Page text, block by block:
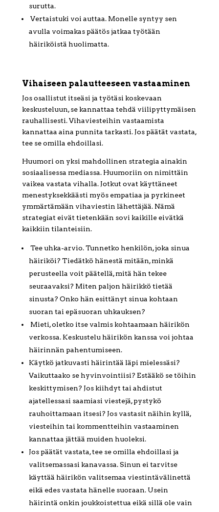
surutta.
Vertaistuki voi auttaa. Monelle syntyy sen
avulla voimakas päätös jatkaa työtään
häiriköistä huolimatta.
Vihaiseen palautteeseen vastaaminen
Jos osallistut itseäsi ja työtäsi koskevaan
keskusteluun, se kannattaa tehdä viilipyttymäisen
rauhallisesti. Vihaviesteihin vastaamista
kannattaa aina punnita tarkasti. Jos päätät vastata,
tee se omilla ehdoillasi.
Huumori on yksi mahdollinen strategia ainakin
sosiaalisessa mediassa. Huumoriin on nimittäin
vaikea vastata vihalla. Jotkut ovat käyttäneet
menestyksekkäästi myös empatiaa ja pyrkineet
ymmärtämään vihaviestin lähettäjää. Nämä
strategiat eivät tietenkään sovi kaikille eivätkä
kaikkiin tilanteisiin.
Tee uhka-arvio. Tunnetko henkilön, joka sinua
häiriköi? Tiedätkö hänestä mitään, minkä
perusteella voit päätellä, mitä hän tekee
seuraavaksi? Miten paljon häirikkö tietää
sinusta? Onko hän esittänyt sinua kohtaan
suoran tai epäsuoran uhkauksen?
Mieti, oletko itse valmis kohtaamaan häirikön
verkossa. Keskustelu häirikön kanssa voi johtaa
häirinnän pahentumiseen.
Käytkö jatkuvasti häirintää läpi mielessäsi?
Vaikuttaako se hyvinvointiisi? Estääkö se töihin
keskittymisen? Jos kiihdyt tai ahdistut
ajatellessasi saamiasi viestejä, pystykö
rauhoittamaan itsesi? Jos vastasit näihin kyllä,
viesteihin tai kommentteihin vastaaminen
kannattaa jättää muiden huoleksi.
Jos päätät vastata, tee se omilla ehdoillasi ja
valitsemassasi kanavassa. Sinun ei tarvitse
käyttää häirikön valitsemaa viestintävälinettä
eikä edes vastata hänelle suoraan. Usein
häirintä onkin joukkoistettua eikä sillä ole vain